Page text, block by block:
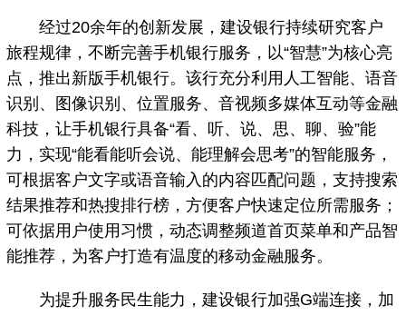
经过20余年的创新发展，建设银行持续研究客户
旅程规律，不断完善手机银行服务，以“智慧”为核心亮
点，推出新版手机银行。该行充分利用人工智能、语音
识别、图像识别、位置服务、音视频多媒体互动等金融
科技，让手机银行具备“看、听、说、思、聊、验”能
力，实现“能看能听会说、能理解会思考”的智能服务，
可根据客户文字或语音输入的内容匹配问题，支持搜索
结果推荐和热搜排行榜，方便客户快速定位所需服务；
可依据用户使用习惯，动态调整频道首页菜单和产品智
能推荐，为客户打造有温度的移动金融服务。
为提升服务民生能力，建设银行加强G端连接，加